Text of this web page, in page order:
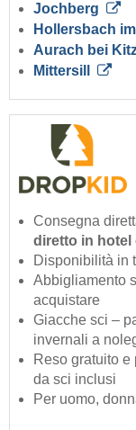
Jochberg
Hollersbach
Aurach bei
Mittersill
Consegna
diretto in hotel
Disponibilità in
Abbigliamento
acquistare
Giacche sci –
invernali a
Reso gratuito e
da sci inclusi
Per uomo,